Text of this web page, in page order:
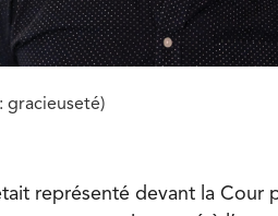
gracieuseté)
représenté devant la Cour